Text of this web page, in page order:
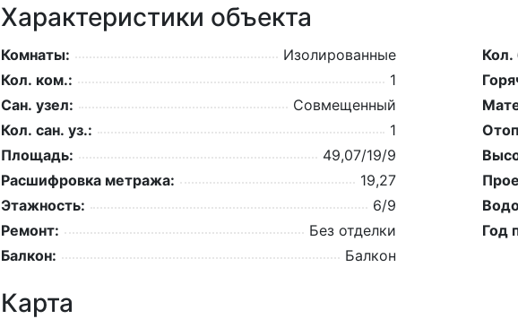
Характеристики объекта
Комнаты:
Изолированные
Кол. ком.:
1
Сан. узел:
Совмещенный
Кол. сан. уз.:
1
Площадь:
49,07/19/9
Расшифровка метража:
19,27
Этажность:
6/9
Ремонт:
Без отделки
Балкон:
Балкон
Кол.
Год
Карта